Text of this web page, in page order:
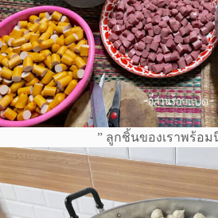
” ลูกชิ้นของเราพร้อม